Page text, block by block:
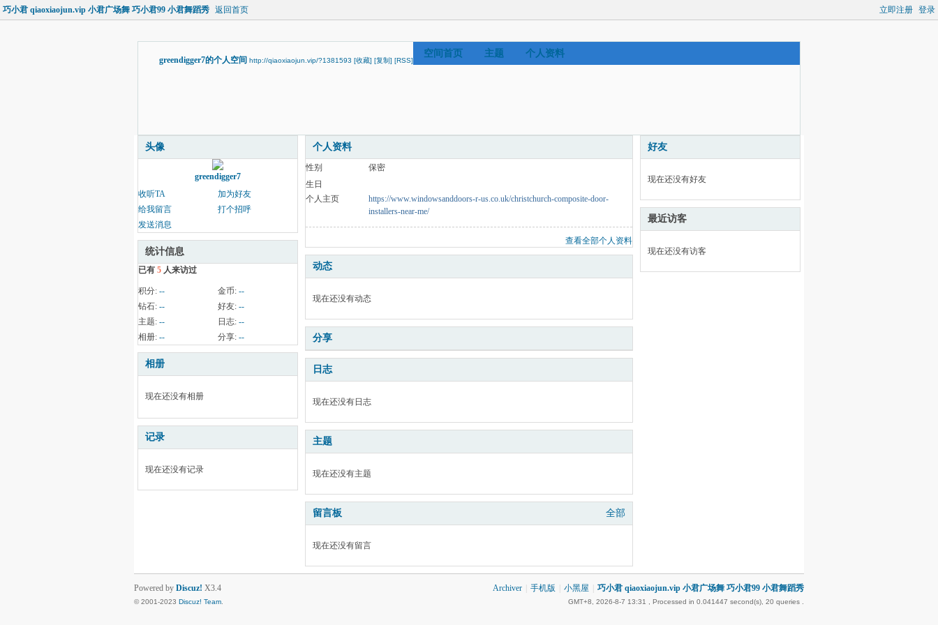
立即注册 登录
巧小君 qiaoxiaojun.vip 小君广场舞 巧小君99 小君舞蹈秀 返回首页
greendigger7的个人空间 http://qiaoxiaojun.vip/?1381593 [收藏] [复制] [RSS]
空间首页 主题 个人资料
头像
greendigger7
收听TA
加为好友
给我留言
打个招呼
发送消息
统计信息
已有 5 人来访过
积分: -- 金币: --
钻石: -- 好友: --
主题: -- 日志: --
相册: -- 分享: --
相册
现在还没有相册
记录
现在还没有记录
个人资料
性别
保密
生日
个人主页
https://www.windowsanddoors-r-us.co.uk/christchurch-composite-door-
installers-near-me/
查看全部个人资料
动态
现在还没有动态
分享
日志
现在还没有日志
主题
现在还没有主题
留言板 全部
现在还没有留言
好友
现在还没有好友
最近访客
现在还没有访客
Archiver 手机版 小黑屋 巧小君 qiaoxiaojun.vip 小君广场舞 巧小君99 小君舞蹈秀
GMT+8, 2026-8-7 13:31 , Processed in 0.041447 second(s), 20 queries .
Powered by Discuz! X3.4
© 2001-2023 Discuz! Team